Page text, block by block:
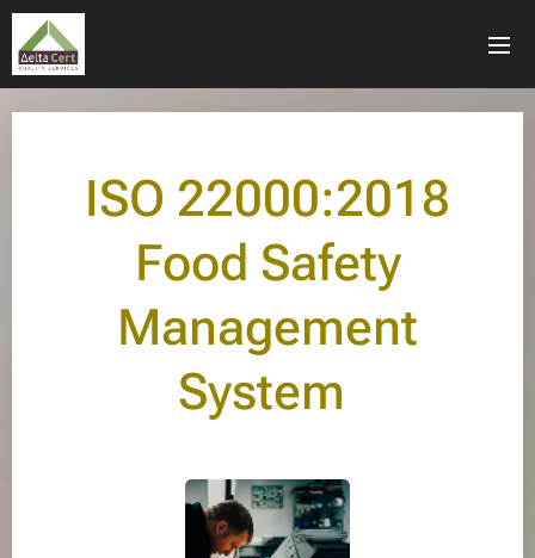
ISO 22000:2018
Food Safety
Management
System